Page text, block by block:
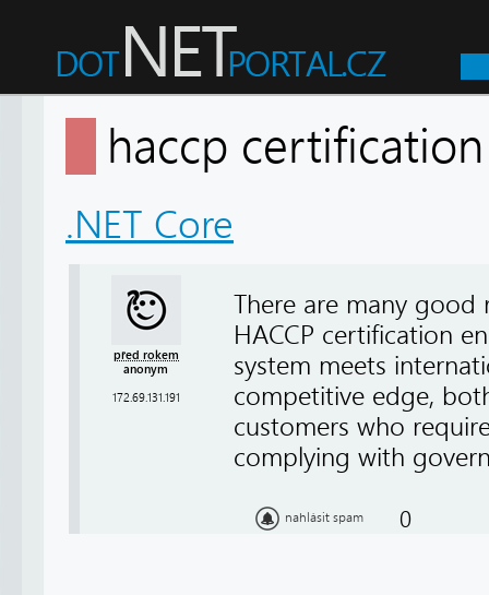
haccp
.NET Core
před rokem
anonym
172.69.131.191
There are many good
HACCP certification
system meets
competitive edge,
customers who
complying with
nahlásit spam 0